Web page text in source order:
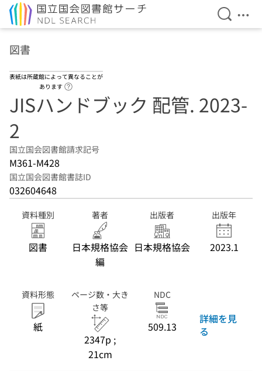
検索を
メ
図書
表紙は所蔵館によって異なることが
あります
JISハンドブック 配管. 2023-
2
国立国会図書館請求記号
M361-M428
国立国会図書館書誌ID
032604648
資料種別
図書
著者
日本規格協会
編
出版者
日本規格協会
出版年
2023.1
資料形態
紙
ページ数・大き
さ等
2347p ;
21cm
NDC
509.13
詳細を見
る